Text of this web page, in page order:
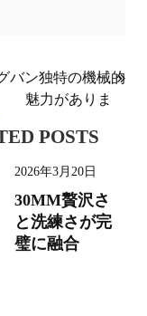
バン独特の機械的
魅力がありま
POSTS
2026年3月20日
30MM贅沢さ
と洗練さが完
璧に融合